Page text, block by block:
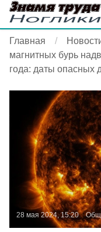
Главная
магнитных бурь
года: даты опасных
28 мая 2024, 15:20